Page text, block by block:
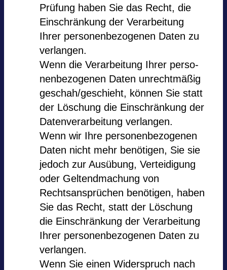
Prüfung haben Sie das Recht, die
Ein­schrän­kung der Ver­ar­bei­tung
Ihrer per­so­nen­be­zo­ge­nen Daten zu
ver­lan­gen.
Wenn die Ver­ar­bei­tung Ihrer per­so­
nen­be­zo­ge­nen Daten unrecht­mä­ßig
geschah/geschieht, kön­nen Sie statt
der Löschung die Ein­schrän­kung der
Daten­ver­ar­bei­tung ver­lan­gen.
Wenn wir Ihre per­so­nen­be­zo­ge­nen
Daten nicht mehr benö­ti­gen, Sie sie
jedoch zur Ausübung, Ver­tei­di­gung
oder Gel­tend­ma­chung von
Rechtsansprüchen benö­ti­gen, haben
Sie das Recht, statt der Löschung
die Ein­schrän­kung der Ver­ar­bei­tung
Ihrer per­so­nen­be­zo­ge­nen Daten zu
ver­lan­gen.
Wenn Sie einen Wider­spruch nach